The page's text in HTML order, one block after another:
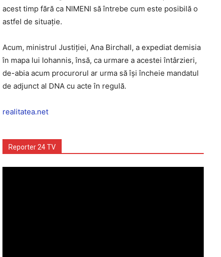
acest timp fără ca NIMENI să întrebe cum este posibilă o
astfel de situație.
Acum, ministrul Justiției, Ana Birchall, a expediat demisia
în mapa lui Iohannis, însă, ca urmare a acestei întârzieri,
de-abia acum procurorul ar urma să își încheie mandatul
de adjunct al DNA cu acte în regulă.
realitatea.net
Reporter 24 TV